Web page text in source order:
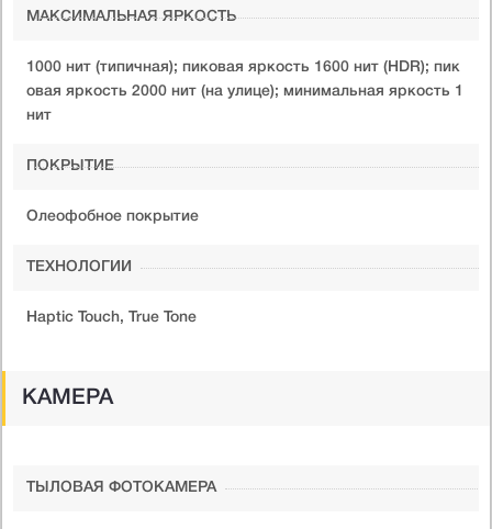
МАКСИМАЛЬНАЯ ЯРКОСТЬ
1000 нит (типичная); пиковая яркость 1600 нит (HDR); пик
овая яркость 2000 нит (на улице); минимальная яркость 1
нит
ПОКРЫТИЕ
Олеофобное покрытие
ТЕХНОЛОГИИ
Haptic Touch, True Tone
КАМЕРА
ТЫЛОВАЯ ФОТОКАМЕРА